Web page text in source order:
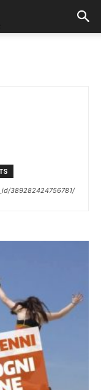
389282424756781/